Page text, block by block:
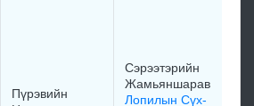
Пүрэвийн
Сэрээтэрийн
Жамьяншарав
Лопилын Сүх-